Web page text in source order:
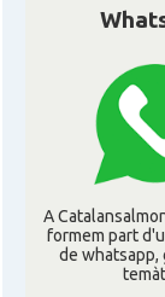
A
formem part
de whatsapp,